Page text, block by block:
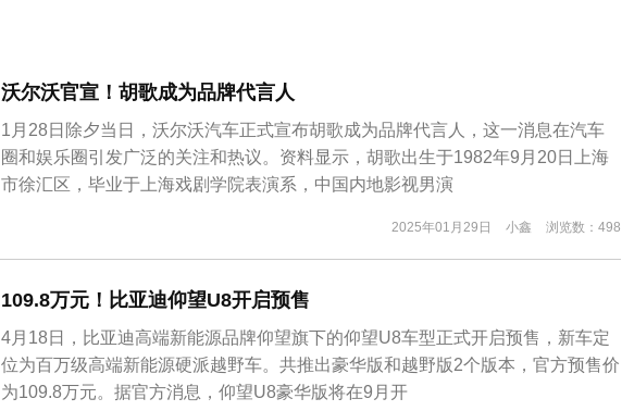
沃尔沃官宣！胡歌成为品牌代言人
1月28日除夕当日，沃尔沃汽车正式宣布胡歌成为品牌代言人，这一消息在汽车
圈和娱乐圈引发广泛的关注和热议。资料显示，胡歌出生于1982年9月20日上海
市徐汇区，毕业于上海戏剧学院表演系，中国内地影视男演
2025年01月29日 小鑫 浏览数：498
109.8万元！比亚迪仰望U8开启预售
4月18日，比亚迪高端新能源品牌仰望旗下的仰望U8车型正式开启预售，新车定
位为百万级高端新能源硬派越野车。共推出豪华版和越野版2个版本，官方预售价
为109.8万元。据官方消息，仰望U8豪华版将在9月开